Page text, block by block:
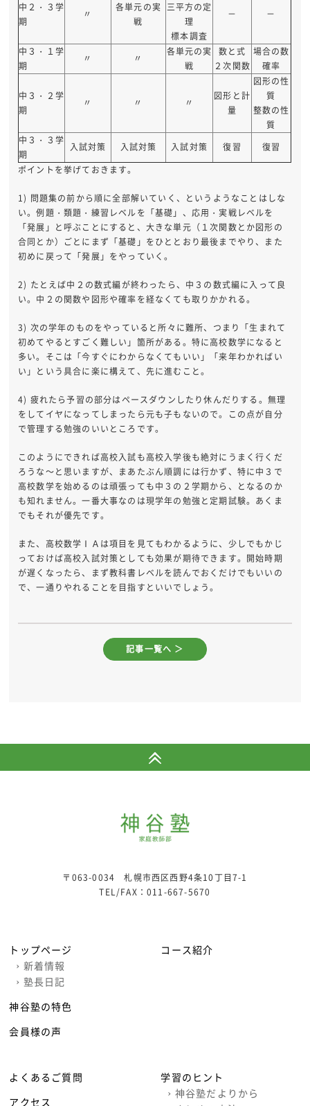
中２・３学
期
〃
各単元の実
戦
三平方の定
理
標本調査
－ －
中３・１学
期
〃 〃
各単元の実
戦
数と式
２次関数
場合の数
確率
中３・２学
期
〃 〃 〃
図形と計
量
図形の性
質
整数の性
質
中３・３学
期
入試対策 入試対策 入試対策 復習
復習
ポイントを挙げておきます。
1) 問題集の前から順に全部解いていく、というようなことはしな
い。例題・類題・練習レベルを「基礎」、応用・実戦レベルを
「発展」と呼ぶことにすると、大きな単元（１次関数とか図形の
合同とか）ごとにまず「基礎」をひととおり最後までやり、また
初めに戻って「発展」をやっていく。
2) たとえば中２の数式編が終わったら、中３の数式編に入って良
い。中２の関数や図形や確率を経なくても取りかかれる。
3) 次の学年のものをやっていると所々に難所、つまり「生まれて
初めてやるとすごく難しい」箇所がある。特に高校数学になると
多い。そこは「今すぐにわからなくてもいい」「来年わかればい
い」という具合に楽に構えて、先に進むこと。
4) 疲れたら予習の部分はペースダウンしたり休んだりする。無理
をしてイヤになってしまったら元も子もないので。この点が自分
で管理する勉強のいいところです。
このようにできれば高校入試も高校入学後も絶対にうまく行くだ
ろうな～と思いますが、まあたぶん順調には行かず、特に中３で
高校数学を始めるのは頑張っても中３の２学期から、となるのか
も知れません。一番大事なのは現学年の勉強と定期試験。あくま
でもそれが優先です。
また、高校数学ⅠＡは項目を見てもわかるように、少しでもかじ
っておけば高校入試対策としても効果が期待できます。開始時期
が遅くなったら、まず教科書レベルを読んでおくだけでもいいの
で、一通りやれることを目指すといいでしょう。
記事一覧へ ＞
〒063-0034 札幌市西区西野4条10丁目7-1
TEL/FAX：011-667-5670
トップページ
› 新着情報
› 塾長日記
神谷塾の特色
会員様の声
コース紹介
よくあるご質問
アクセス
学習のヒント
› 神谷塾だよりから